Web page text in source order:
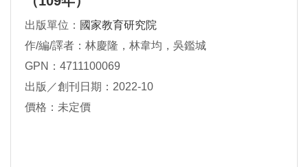
出版單位： 國家教育研究院
作/編/譯者：林慶隆，林韋均，吳鑑城
GPN：4711100069
出版／創刊日期：2022-10
價格：未定價